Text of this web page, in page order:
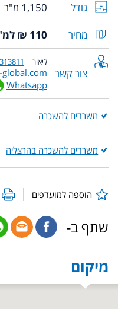
גודל
1,150 מ"ר
מחיר
110 ₪ למ"ר
צור קשר
ליאור
global.com
Whatsapp
משרדים להשכרה
משרדים להשכרה בהרצליה
הוספה למועדפים
שתף ב-
מיקום